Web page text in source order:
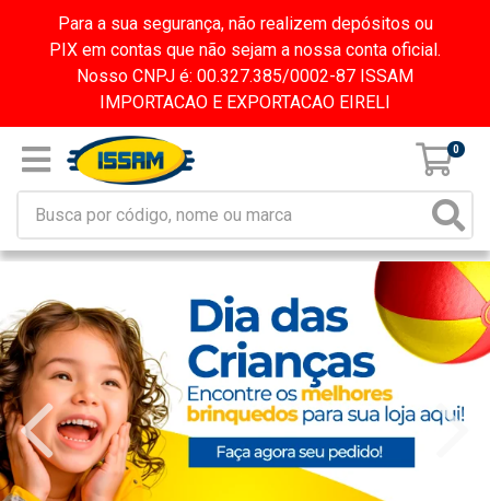
Para a sua segurança, não realizem depósitos ou
PIX em contas que não sejam a nossa conta oficial.
Nosso CNPJ é: 00.327.385/0002-87 ISSAM
IMPORTACAO E EXPORTACAO EIRELI
0